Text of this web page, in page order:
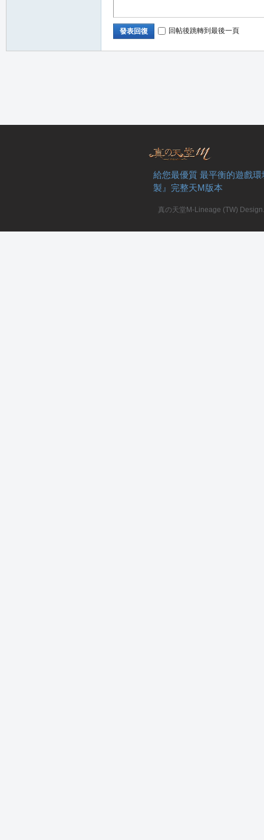
發表回復 回帖後跳轉到最後一頁
給您最優質 最平衡的遊戲
製』完整天M版本
真の天堂M-Lineage (TW)